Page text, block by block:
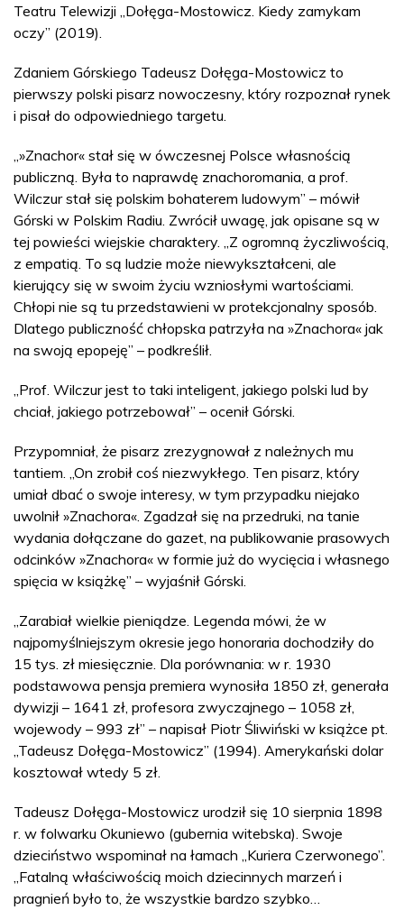
Teatru Telewizji „Dołęga-Mostowicz. Kiedy zamykam
oczy” (2019).
Zdaniem Górskiego Tadeusz Dołęga-Mostowicz to
pierwszy polski pisarz nowoczesny, który rozpoznał rynek
i pisał do odpowiedniego targetu.
„»Znachor« stał się w ówczesnej Polsce własnością
publiczną. Była to naprawdę znachoromania, a prof.
Wilczur stał się polskim bohaterem ludowym” – mówił
Górski w Polskim Radiu. Zwrócił uwagę, jak opisane są w
tej powieści wiejskie charaktery. „Z ogromną życzliwością,
z empatią. To są ludzie może niewykształceni, ale
kierujący się w swoim życiu wzniosłymi wartościami.
Chłopi nie są tu przedstawieni w protekcjonalny sposób.
Dlatego publiczność chłopska patrzyła na »Znachora« jak
na swoją epopeję” – podkreślił.
„Prof. Wilczur jest to taki inteligent, jakiego polski lud by
chciał, jakiego potrzebował” – ocenił Górski.
Przypomniał, że pisarz zrezygnował z należnych mu
tantiem. „On zrobił coś niezwykłego. Ten pisarz, który
umiał dbać o swoje interesy, w tym przypadku niejako
uwolnił »Znachora«. Zgadzał się na przedruki, na tanie
wydania dołączane do gazet, na publikowanie prasowych
odcinków »Znachora« w formie już do wycięcia i własnego
spięcia w książkę” – wyjaśnił Górski.
„Zarabiał wielkie pieniądze. Legenda mówi, że w
najpomyślniejszym okresie jego honoraria dochodziły do
15 tys. zł miesięcznie. Dla porównania: w r. 1930
podstawowa pensja premiera wynosiła 1850 zł, generała
dywizji – 1641 zł, profesora zwyczajnego – 1058 zł,
wojewody – 993 zł” – napisał Piotr Śliwiński w książce pt.
„Tadeusz Dołęga-Mostowicz” (1994). Amerykański dolar
kosztował wtedy 5 zł.
Tadeusz Dołęga-Mostowicz urodził się 10 sierpnia 1898
r. w folwarku Okuniewo (gubernia witebska). Swoje
dzieciństwo wspominał na łamach „Kuriera Czerwonego”.
„Fatalną właściwością moich dziecinnych marzeń i
pragnień było to, że wszystkie bardzo szybko…